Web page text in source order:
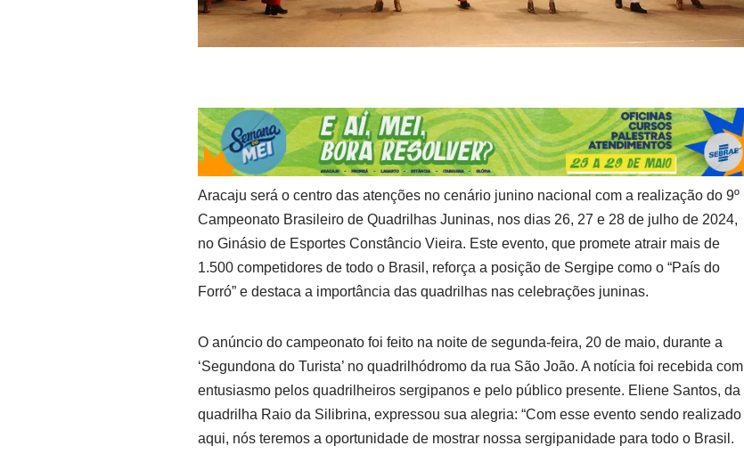
Aracaju será o centro das atenções no cenário junino nacional com a realização do 9º
Campeonato Brasileiro de Quadrilhas Juninas, nos dias 26, 27 e 28 de julho de 2024,
no Ginásio de Esportes Constâncio Vieira. Este evento, que promete atrair mais de
1.500 competidores de todo o Brasil, reforça a posição de Sergipe como o “País do
Forró” e destaca a importância das quadrilhas nas celebrações juninas.
O anúncio do campeonato foi feito na noite de segunda-feira, 20 de maio, durante a
‘Segundona do Turista’ no quadrilhódromo da rua São João. A notícia foi recebida com
entusiasmo pelos quadrilheiros sergipanos e pelo público presente. Eliene Santos, da
quadrilha Raio da Silibrina, expressou sua alegria: “Com esse evento sendo realizado
aqui, nós teremos a oportunidade de mostrar nossa sergipanidade para todo o Brasil.